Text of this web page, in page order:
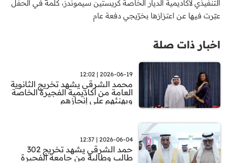
التنفيذي لأكاديمية الديار الخاصة كريستين سيموندز، كلمةً في الحفل
عبّرت فيها عن اعتزازها بخرّيجي دفعة عام
اخبار ذات صلة
2026-06-19 | 12:02
محمد الشرقي يشهد تخريج الثانوية
العامة من أكاديمية الفجيرة الخاصة
ويهنئهم على إنجازهم
2026-06-04 | 12:37
حمد الشرقي يشهد تخريج 302
طالب وطالبة من جامعة الفجيرة